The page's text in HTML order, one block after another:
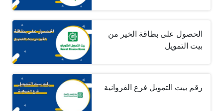
الحصول على بطاقة الخير من
بيت التمويل
رقم بيت التمويل فرع الفروانية